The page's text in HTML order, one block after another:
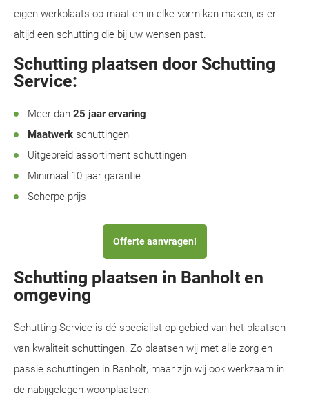
eigen werkplaats op maat en in elke vorm kan maken, is er
altijd een schutting die bij uw wensen past.
Schutting plaatsen door Schutting
Service:
Meer dan 25 jaar ervaring
Maatwerk schuttingen
Uitgebreid assortiment schuttingen
Minimaal 10 jaar garantie
Scherpe prijs
Offerte aanvragen!
Schutting plaatsen in Banholt en
omgeving
Schutting Service is dé specialist op gebied van het plaatsen
van kwaliteit schuttingen. Zo plaatsen wij met alle zorg en
passie schuttingen in Banholt, maar zijn wij ook werkzaam in
de nabijgelegen woonplaatsen: